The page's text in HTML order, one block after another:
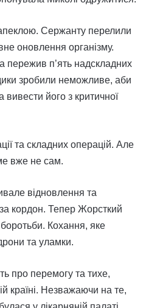
Сержанту перелили
оновлення організму.
пережив п’ять надскладних
зробили неможливе, аби
вивести його з критичної
та складних операцій. Але
вже не сам.
відновлення та
за кордон. Тепер Жорсткий
Кохання, яке
та уламки.
про перемогу та тихе,
країні. Незважаючи на те,